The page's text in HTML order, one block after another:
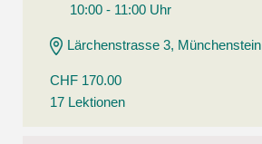
10:00 - 11:00 Uhr
Lärchenstrasse 3, Münchenstein
CHF 170.00
17 Lektionen